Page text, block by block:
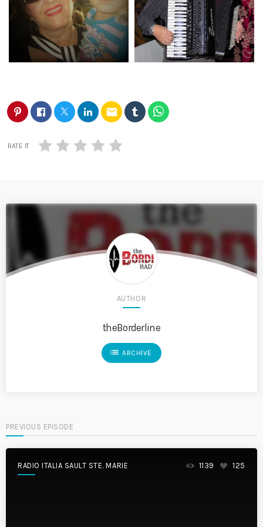
email
RATE IT
AUTHOR
theBorderline
list ARCHIVE
PREVIOUS EPISODE
RADIO ITALIA SAULT STE. MARIE 1139 125